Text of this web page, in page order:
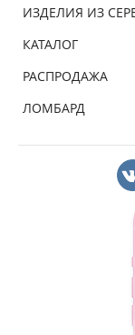
ИЗДЕЛИЯ ИЗ
КАТАЛОГ
РАСПРОДАЖА
ЛОМБАРД